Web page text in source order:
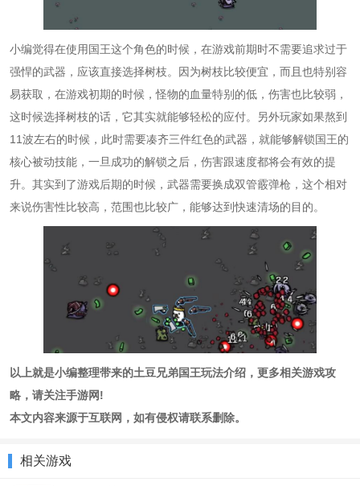
小编觉得在使用国王这个角色的时候，在游戏前期时不需要追求过于
强悍的武器，应该直接选择树枝。因为树枝比较便宜，而且也特别容
易获取，在游戏初期的时候，怪物的血量特别的低，伤害也比较弱，
这时候选择树枝的话，它其实就能够轻松的应付。另外玩家如果熬到
11波左右的时候，此时需要凑齐三件红色的武器，就能够解锁国王的
核心被动技能，一旦成功的解锁之后，伤害跟速度都将会有效的提
升。其实到了游戏后期的时候，武器需要换成双管霰弹枪，这个相对
来说伤害性比较高，范围也比较广，能够达到快速清场的目的。
以上就是小编整理带来的土豆兄弟国王玩法介绍，更多相关游戏攻
略，请关注手游网!
本文内容来源于互联网，如有侵权请联系删除。
相关游戏